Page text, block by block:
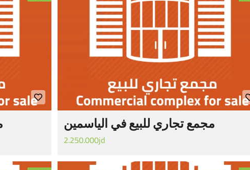
مجمع تجاري للبيع في الياسمين
2.250.000jd